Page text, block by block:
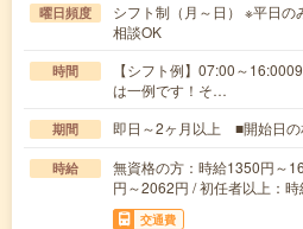
曜日頻度
シフト制（月～日） ※平日の
相談OK
時間
【シフト例】07:00～
は一例です！そ…
期間 即日～2ヶ月以上 ■開始日の
時給
無資格の方：時給1350円～
円～2062円 / 初任者以上：
交通費